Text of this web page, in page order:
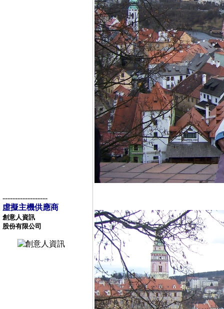
------------------
虛擬主機供應商
創意人資訊
股份有限公司